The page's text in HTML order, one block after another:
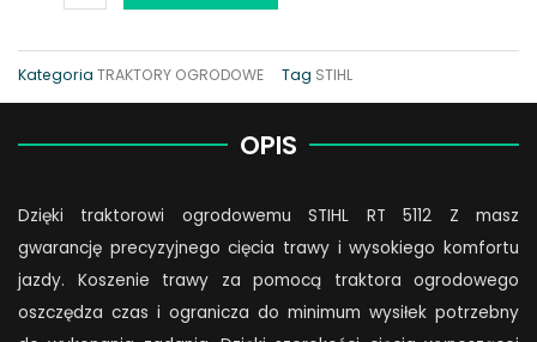
5112
Kategoria TRAKTORY OGRODOWE Tag STIHL
OPIS
Dzięki traktorowi ogrodowemu STIHL RT 5112 Z masz
gwarancję precyzyjnego cięcia trawy i wysokiego komfortu
jazdy. Koszenie trawy za pomocą traktora ogrodowego
oszczędza czas i ogranicza do minimum wysiłek potrzebny